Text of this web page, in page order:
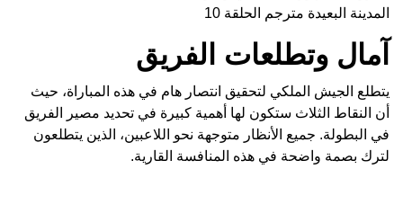
المدينة البعيدة مترجم الحلقة 10
آمال وتطلعات الفريق
يتطلع الجيش الملكي لتحقيق انتصار هام في هذه المباراة، حيث
أن النقاط الثلاث ستكون لها أهمية كبيرة في تحديد مصير الفريق
في البطولة. جميع الأنظار متوجهة نحو اللاعبين، الذين يتطلعون
لترك بصمة واضحة في هذه المنافسة القارية.